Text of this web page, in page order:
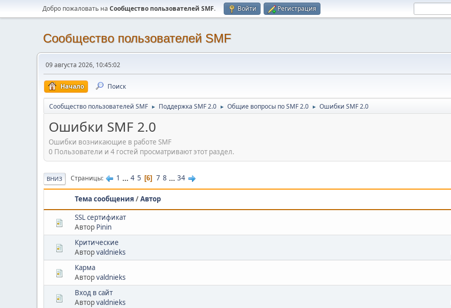
Добро пожаловать на Cообщество пользователей SMF. Войти Регистрация
Cообщество пользователей SMF
09 августа 2026, 10:45:02
Начало Поиск
Cообщество пользователей SMF ► Поддержка SMF 2.0 ► Общие вопросы по SMF 2.0 ► Ошибки SMF 2.0
Ошибки SMF 2.0
Ошибки возникающие в работе SMF
0 Пользователи и 4 гостей просматривают этот раздел.
ВНИЗ Страницы 1 ... 4 5 6 7 8 ... 34
Тема сообщения /Автор
SSL сертификат
Автор Pinin
Критические
Авторvaldnieks
Карма
Авторvaldnieks
Вход в сайт
Авторvaldnieks